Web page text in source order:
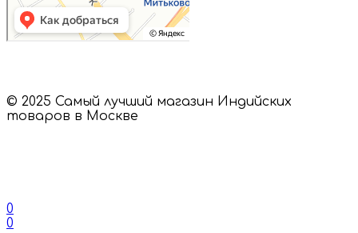
© 2025 Самый лучший магазин Индийских
товаров в Москве
0
0